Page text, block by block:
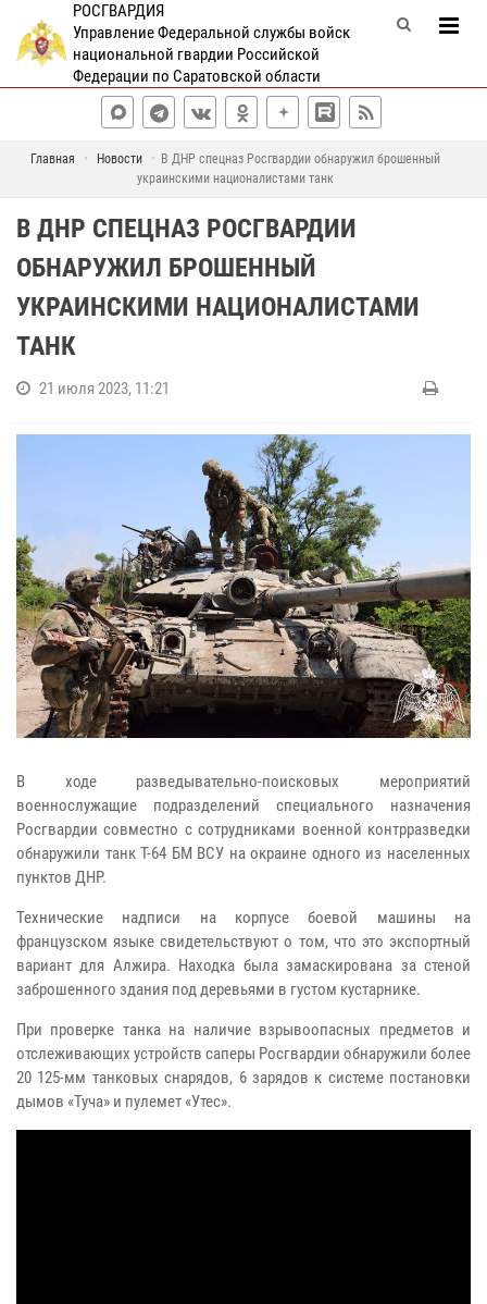
РОСГВАРДИЯ
Управление Федеральной службы войск
национальной гвардии Российской
Федерации по Саратовской области
Главная Новости
В ДНР спецназ Росгвардии обнаружил брошенный
украинскими националистами танк
В ДНР СПЕЦНАЗ РОСГВАРДИИ
ОБНАРУЖИЛ БРОШЕННЫЙ
УКРАИНСКИМИ НАЦИОНАЛИСТАМИ
ТАНК
21 июля 2023, 11:21
В ходе разведывательно-поисковых мероприятий
военнослужащие подразделений специального назначения
Росгвардии совместно с сотрудниками военной контрразведки
обнаружили танк Т-64 БМ ВСУ на окраине одного из населенных
пунктов ДНР.
Технические надписи на корпусе боевой машины на
французском языке свидетельствуют о том, что это экспортный
вариант для Алжира. Находка была замаскирована за стеной
заброшенного здания под деревьями в густом кустарнике.
При проверке танка на наличие взрывоопасных предметов и
отслеживающих устройств саперы Росгвардии обнаружили более
20 125-мм танковых снарядов, 6 зарядов к системе постановки
дымов «Туча» и пулемет «Утес».